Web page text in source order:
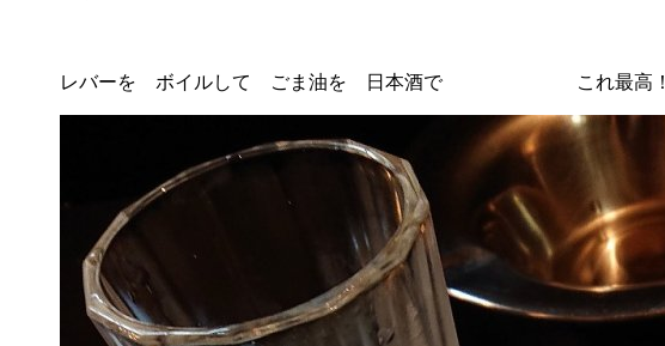
レバーを ボイルして ごま油を 日本酒で これ最高！